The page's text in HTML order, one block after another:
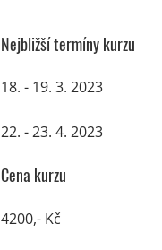
Nejbližší termíny kurzu
18. - 19. 3. 2023
22. - 23. 4. 2023
Cena kurzu
4200,- Kč